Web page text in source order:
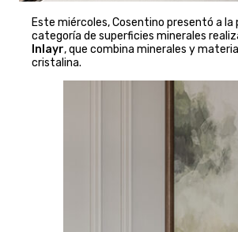
Este miércoles, Cosentino presentó a la
categoría de superficies minerales
Inlayr, que combina minerales y
cristalina.